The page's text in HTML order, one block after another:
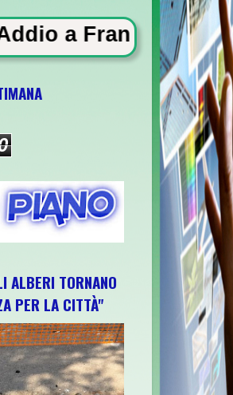
vento riaccende il
l'ultima gara di
Guccini, il
ALBERI TORNANO
PER LA CITTÀ"